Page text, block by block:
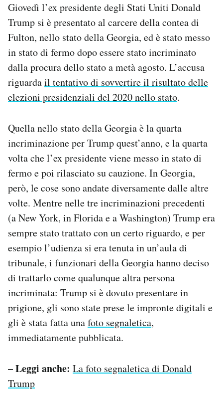
AREA PERSONALE
Area Personale
Newsletter
Notifiche mobile
Regala il Post
Esci
Giovedì l’ex presidente degli Stati Uniti Donald
Trump si è presentato al carcere della contea di
Fulton, nello stato della Georgia, ed è stato messo
in stato di fermo dopo essere stato incriminato
dalla procura dello stato a metà agosto. L’accusa
riguardail tentativo di sovvertire il risultato delle
elezioni presidenziali del 2020 nello stato.
Quella nello stato della Georgia è la quarta
incriminazione per Trump quest’anno, e la quarta
volta che l’ex presidente viene messo in stato di
fermo e poi rilasciato su cauzione. In Georgia,
però, le cose sono andate diversamente dalle altre
volte. Mentre nelle tre incriminazioni precedenti
(a New York, in Florida e a Washington) Trump era
sempre stato trattato con un certo riguardo, e per
esempio l’udienza si era tenuta in un’aula di
tribunale, i funzionari della Georgia hanno deciso
di trattarlo come qualunque altra persona
incriminata: Trump si è dovuto presentare in
prigione, gli sono state prese le impronte digitali e
gli è stata fatta unafoto segnaletica,
immediatamente pubblicata.
– Leggi anche: La foto segnaletica di Donald
Trump